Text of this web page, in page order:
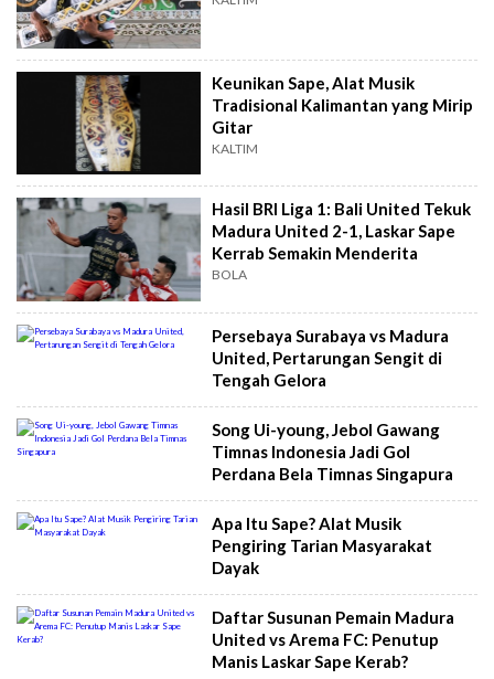
Keunikan Sape, Alat Musik
Tradisional Kalimantan yang Mirip
Gitar
KALTIM
Hasil BRI Liga 1: Bali United Tekuk
Madura United 2-1, Laskar Sape
Kerrab Semakin Menderita
BOLA
Persebaya Surabaya vs Madura
United, Pertarungan Sengit di
Tengah Gelora
Song Ui-young, Jebol Gawang
Timnas Indonesia Jadi Gol
Perdana Bela Timnas Singapura
Apa Itu Sape? Alat Musik
Pengiring Tarian Masyarakat
Dayak
Daftar Susunan Pemain Madura
United vs Arema FC: Penutup
Manis Laskar Sape Kerab?